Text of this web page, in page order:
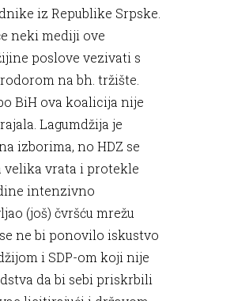
iz Republike Srpske.
neki mediji ove
poslove vezivati s
na bh. tržište.
BiH ova koalicija nije
Lagumdžija je
izborima, no HDZ se
velika vrata i protekle
intenzivno
(još) čvršću mrežu
ne bi ponovilo iskustvo
i SDP-om koji nije
da bi sebi priskrbili